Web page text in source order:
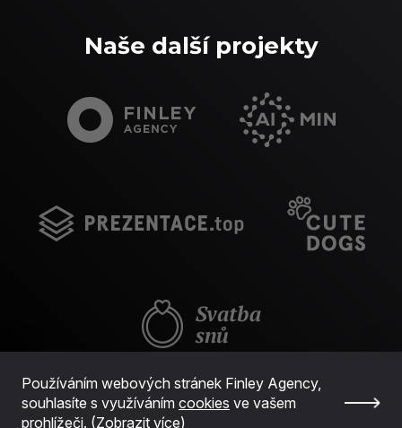
Naše další projekty
Používáním webových stránek Finley Agency,
souhlasíte s využíváním cookies ve vašem
prohlížeči. (Zobrazit více)